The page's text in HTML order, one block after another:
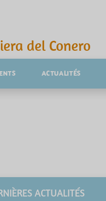
del Conero
ACTUALITÉS
ACTUALITÉS